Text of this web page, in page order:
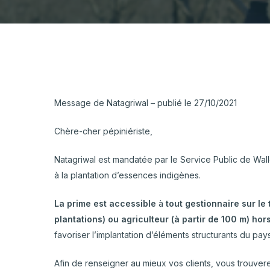
Ovins
CARTOGRAPHIE DES PISCICULTURES
Message de Natagriwal – publié le 27/10/2021
Chère-cher pépiniériste,
Natagriwal est mandatée par le Service Public de
à la plantation d’essences indigènes.
La prime est accessible à tout gestionnaire sur le
plantations) ou agriculteur (à partir de 100 m)
favoriser l’implantation d’éléments structurants du
Afin de renseigner au mieux vos clients, vous